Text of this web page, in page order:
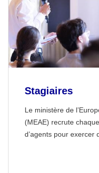
Stagiaires
Le ministère de
(MEAE) recrute
d’agents pour exercer